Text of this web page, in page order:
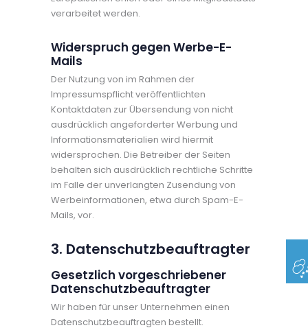
verarbeitet werden.
Widerspruch gegen Werbe-E-
Mails
Der Nutzung von im Rahmen der
Impressumspflicht veröffentlichten
Kontaktdaten zur Übersendung von nicht
ausdrücklich angeforderter Werbung und
Informationsmaterialien wird hiermit
widersprochen. Die Betreiber der Seiten
behalten sich ausdrücklich rechtliche Schritte
im Falle der unverlangten Zusendung von
Werbeinformationen, etwa durch Spam-E-
Mails, vor.
3. Datenschutzbeauftragter
Gesetzlich vorgeschriebener
Datenschutzbeauftragter
Wir haben für unser Unternehmen einen
Datenschutzbeauftragten bestellt.